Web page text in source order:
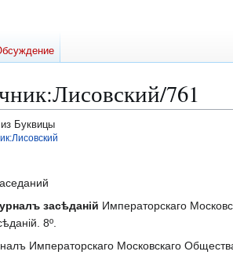
:Лисовский/761
Буквицы
засѣданій Императорскаго
8º.
Императорскаго Московскаго